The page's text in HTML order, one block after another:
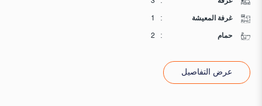
غرفة المعيشة :
1
حمام :
2
عرض التفاصيل